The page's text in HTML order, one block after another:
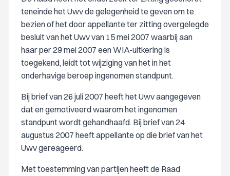
teneinde het Uwv de gelegenheid te geven om te
bezien of het door appellante ter zitting overgelegde
besluit van het Uwv van 15 mei 2007 waarbij aan
haar per 29 mei 2007 een WIA-uitkering is
toegekend, leidt tot wijziging van het in het
onderhavige beroep ingenomen standpunt.
Bij brief van 26 juli 2007 heeft het Uwv aangegeven
dat en gemotiveerd waarom het ingenomen
standpunt wordt gehandhaafd. Bij brief van 24
augustus 2007 heeft appellante op die brief van het
Uwv gereageerd.
Met toestemming van partijen heeft de Raad